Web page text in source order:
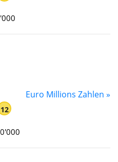
Euro Millions Zahlen »
12